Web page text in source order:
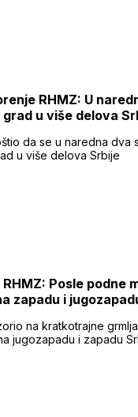
RHMZ: U
u više delova
da se u naredna dva
u više delova Srbije
RHMZ: Posle podne
zapadu i
na kratkotrajne
jugozapadu i zapadu